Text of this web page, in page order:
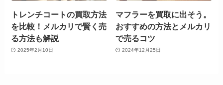
トレンチコートの買取方法
を比較！メルカリで賢く売
る方法も解説
2025年2月10日
マフラーを買取に出そう。
おすすめの方法とメルカリ
で売るコツ
2024年12月25日